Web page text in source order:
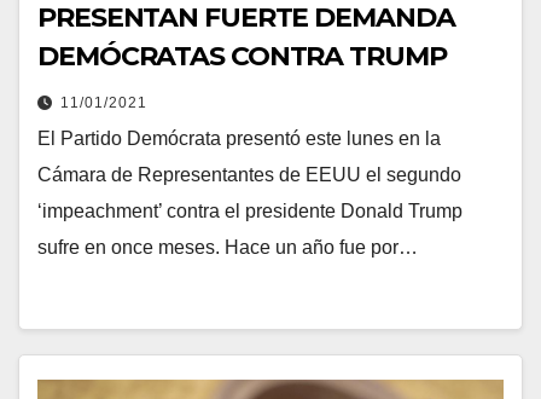
PRESENTAN FUERTE DEMANDA
DEMÓCRATAS CONTRA TRUMP
11/01/2021
El Partido Demócrata presentó este lunes en la
Cámara de Representantes de EEUU el segundo
‘impeachment’ contra el presidente Donald Trump
sufre en once meses. Hace un año fue por…